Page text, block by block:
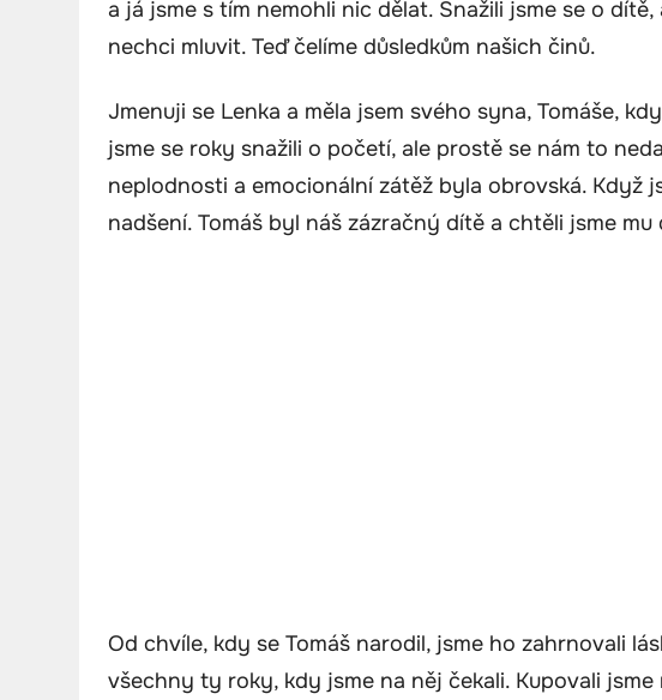
a já jsme s tím nemohli nic dělat. Snažili jsme se o
nechci mluvit. Teď čelíme důsledkům našich činů.
Jmenuji se Lenka a měla jsem svého syna, Tomáše,
jsme se roky snažili o početí, ale prostě se nám to
neplodnosti a emocionální zátěž byla obrovská. Když
nadšení. Tomáš byl náš zázračný dítě a chtěli jsme
Od chvíle, kdy se Tomáš narodil, jsme ho zahrnovali
všechny ty roky, kdy jsme na něj čekali. Kupovali